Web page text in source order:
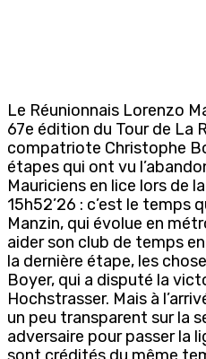
Le Réunionnais Lorenzo
67e édition du Tour de La
compatriote Christophe
étapes qui ont vu
Mauriciens en lice lors de
15h52’26 : c’est le temps
Manzin, qui évolue en
aider son club de temps
la dernière étape, les
Boyer, qui a disputé la
Hochstrasser. Mais à
un peu transparent sur la
adversaire pour passer la